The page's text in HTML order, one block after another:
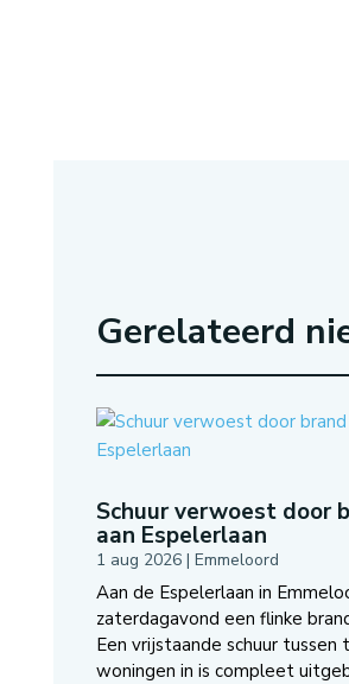
Gerelateerd
Schuur verwoest door
aan Espelerlaan
1 aug 2026| Emmeloord
Aan de Espelerlaan in
zaterdagavond een flinke
Een vrijstaande schuur tussen
woningen in is compleet